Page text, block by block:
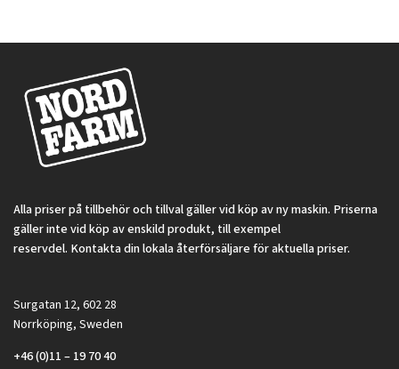
Alla priser på tillbehör och tillval gäller vid köp av ny maskin. Priserna
gäller inte vid köp av enskild produkt, till exempel
reservdel. Kontakta din lokala återförsäljare för aktuella priser.
Surgatan 12, 602 28
Norrköping, Sweden
+46 (0)11 – 19 70 40